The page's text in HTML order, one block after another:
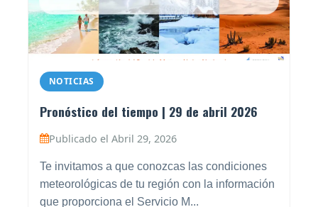
NOTICIAS
Pronóstico del tiempo | 29 de abril 2026
Publicado el Abril 29, 2026
Te invitamos a que conozcas las condiciones
meteorológicas de tu región con la información
que proporciona el Servicio M...